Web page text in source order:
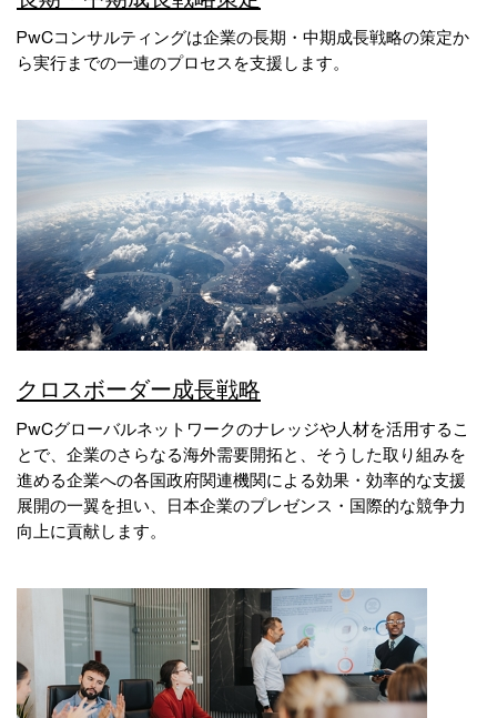
PwCコンサルティングは企業の長期・中期成長戦略の策定か
ら実行までの一連のプロセスを支援します。
クロスボーダー成長戦略
PwCグローバルネットワークのナレッジや人材を活用するこ
とで、企業のさらなる海外需要開拓と、そうした取り組みを
進める企業への各国政府関連機関による効果・効率的な支援
展開の一翼を担い、日本企業のプレゼンス・国際的な競争力
向上に貢献します。